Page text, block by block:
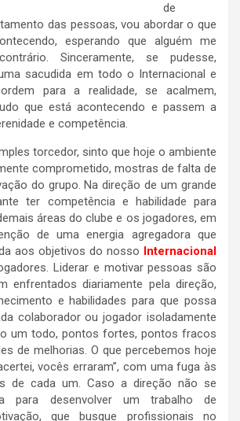
de
das pessoas, vou abordar o que
esperando que alguém me
Sinceramente, se pudesse,
sacudida em todo o Internacional e
para a realidade, se acalmem,
que está acontecendo e passem a
e competência.
torcedor, sinto que hoje o ambiente
comprometido, mostras de falta de
do grupo. Na direção de um grande
ter competência e habilidade para
áreas do clube e os jogadores, em
de uma energia agregadora que
aos objetivos do nosso Internacional
Liderar e motivar pessoas são
enfrentados diariamente pela direção,
e habilidades para que possa
colaborador ou jogador isoladamente
um todo, pontos fortes, pontos fracos
de melhorias. O que percebemos hoje
vocês erraram”, com uma fuga às
de cada um. Caso a direção não se
para desenvolver um trabalho de
que busque profissionais no